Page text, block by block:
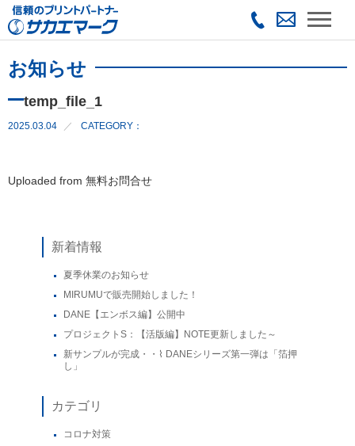
お知らせ
temp_file_1
2025.03.04 CATEGORY：
Uploaded from 無料お問合せ
新着情報
夏季休業のお知らせ
MIRUMUで販売開始しました！
DANE【エンボス編】公開中
プロジェクトS：【活版編】NOTE更新しました～
新サンプルが完成・・⌇ DANEシリーズ第一弾は「箔押
し」
カテゴリ
コロナ対策